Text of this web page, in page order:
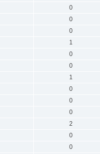
0
0
0
1
0
0
1
0
0
0
2
0
0